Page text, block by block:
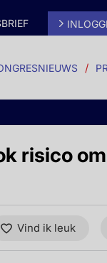
risico om
Vind ik leuk